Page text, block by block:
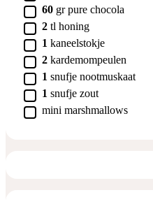
▢
60 gr pure chocola
▢
2 tl honing
▢
1 kaneelstokje
▢
2 kardemompeulen
▢
1 snufje nootmuskaat
▢
1 snufje zout
▢
mini marshmallows